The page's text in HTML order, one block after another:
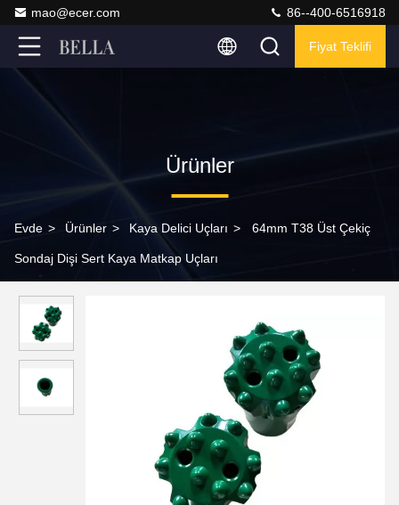
mao@ecer.com 86--400-6516918
Fiyat Teklifi
Ürünler
Evde > Ürünler > Kaya Delici Uçları > 64mm T38 Üst Çekiç
Sondaj Dişi Sert Kaya Matkap Uçları